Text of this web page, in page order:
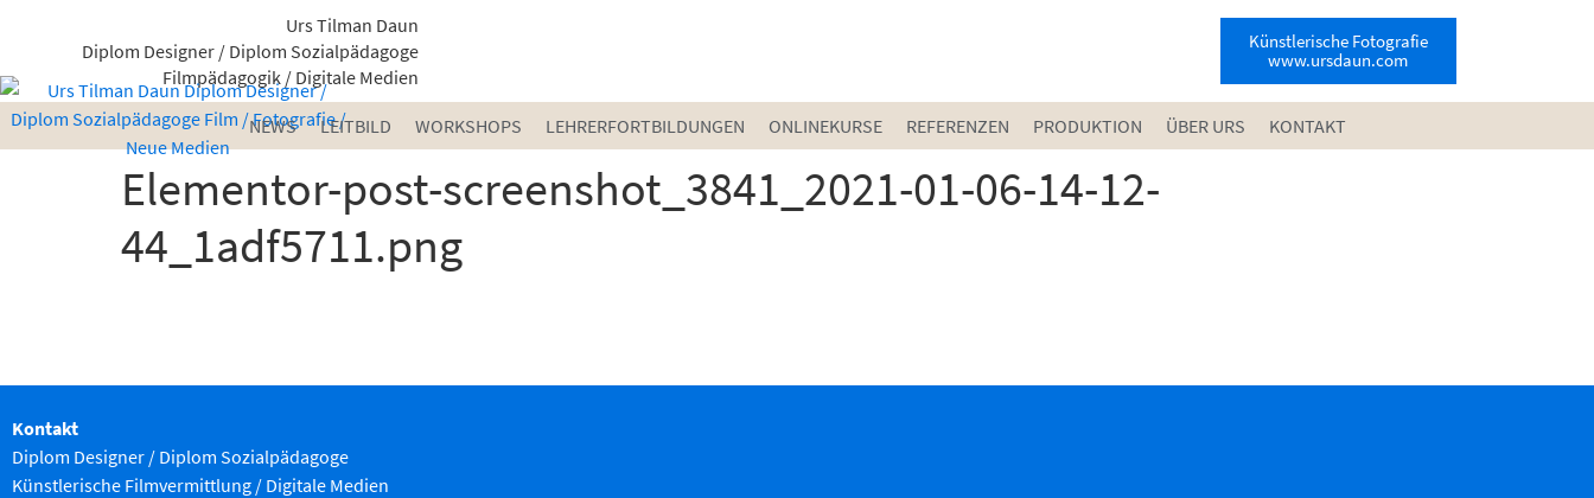
Urs Tilman Daun
Diplom Designer / Diplom Sozialpädagoge
Filmpädagogik / Digitale Medien
Künstlerische Fotografie
www.ursdaun.com
NEWS LEITBILD WORKSHOPS LEHRERFORTBILDUNGEN ONLINEKURSE REFERENZEN PRODUKTION ÜBER URS KONTAKT
Elementor-post-screenshot_3841_2021-01-06-14-12-
44_1adf5711.png
Kontakt
Diplom Designer / Diplom Sozialpädagoge
Künstlerische Filmvermittlung / Digitale Medien